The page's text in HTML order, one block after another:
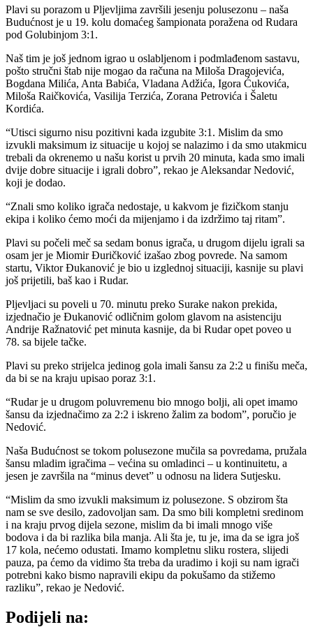
Plavi su porazom u Pljevljima završili jesenju polusezonu – naša
Budućnost je u 19. kolu domaćeg šampionata poražena od Rudara
pod Golubinjom 3:1.
Naš tim je još jednom igrao u oslabljenom i podmlađenom sastavu,
pošto stručni štab nije mogao da računa na Miloša Dragojevića,
Bogdana Milića, Anta Babića, Vladana Adžića, Igora Ćukovića,
Miloša Raičkovića, Vasilija Terzića, Zorana Petrovića i Šaletu
Kordića.
“Utisci sigurno nisu pozitivni kada izgubite 3:1. Mislim da smo
izvukli maksimum iz situacije u kojoj se nalazimo i da smo utakmicu
trebali da okrenemo u našu korist u prvih 20 minuta, kada smo imali
dvije dobre situacije i igrali dobro”, rekao je Aleksandar Nedović,
koji je dodao.
“Znali smo koliko igrača nedostaje, u kakvom je fizičkom stanju
ekipa i koliko ćemo moći da mijenjamo i da izdržimo taj ritam”.
Plavi su počeli meč sa sedam bonus igrača, u drugom dijelu igrali sa
osam jer je Miomir Đuričković izašao zbog povrede. Na samom
startu, Viktor Đukanović je bio u izglednoj situaciji, kasnije su plavi
još prijetili, baš kao i Rudar.
Pljevljaci su poveli u 70. minutu preko Surake nakon prekida,
izjednačio je Đukanović odličnim golom glavom na asistenciju
Andrije Ražnatović pet minuta kasnije, da bi Rudar opet poveo u
78. sa bijele tačke.
Plavi su preko strijelca jedinog gola imali šansu za 2:2 u finišu meča,
da bi se na kraju upisao poraz 3:1.
“Rudar je u drugom poluvremenu bio mnogo bolji, ali opet imamo
šansu da izjednačimo za 2:2 i iskreno žalim za bodom”, poručio je
Nedović.
Naša Budućnost se tokom polusezone mučila sa povredama, pružala
šansu mladim igračima – većina su omladinci – u kontinuitetu, a
jesen je završila na “minus devet” u odnosu na lidera Sutjesku.
“Mislim da smo izvukli maksimum iz polusezone. S obzirom šta
nam se sve desilo, zadovoljan sam. Da smo bili kompletni sredinom
i na kraju prvog dijela sezone, mislim da bi imali mnogo više
bodova i da bi razlika bila manja. Ali šta je, tu je, ima da se igra još
17 kola, nećemo odustati. Imamo kompletnu sliku rostera, slijedi
pauza, pa ćemo da vidimo šta treba da uradimo i koji su nam igrači
potrebni kako bismo napravili ekipu da pokušamo da stižemo
razliku”, rekao je Nedović.
Podijeli na: